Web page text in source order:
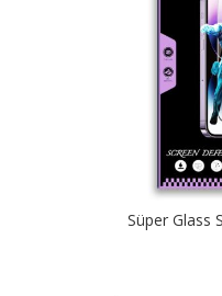
Süper Glass